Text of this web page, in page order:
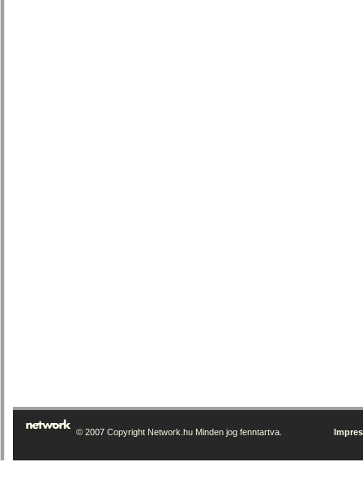
© 2007 Copyright Network.hu Minden jog fenntartva.